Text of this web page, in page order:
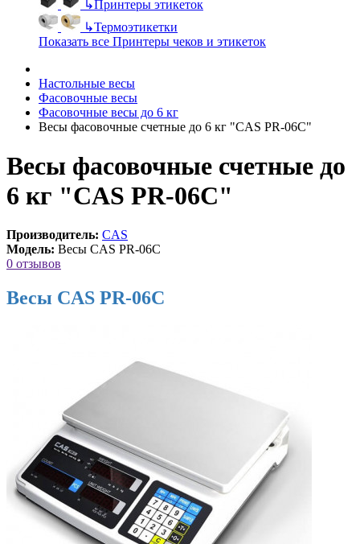
↳Принтеры этикеток
↳Термоэтикетки
Показать все Принтеры чеков и этикеток
Настольные весы
Фасовочные весы
Фасовочные весы до 6 кг
Весы фасовочные счетные до 6 кг "CAS PR-06C"
Весы фасовочные счетные до
6 кг "CAS PR-06C"
Производитель: CAS
Модель: Весы CAS PR-06C
0 отзывов
Весы CAS PR-06C